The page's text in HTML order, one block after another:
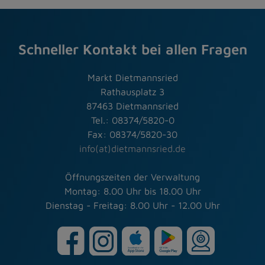
Schneller Kontakt bei allen Fragen
Markt Dietmannsried
Rathausplatz 3
87463 Dietmannsried
Tel.: 08374/5820-0
Fax: 08374/5820-30
info(at)dietmannsried.de
Öffnungszeiten der Verwaltung
Montag: 8.00 Uhr bis 18.00 Uhr
Dienstag - Freitag: 8.00 Uhr - 12.00 Uhr